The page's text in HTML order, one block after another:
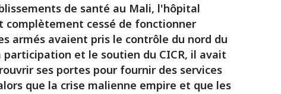
de santé au Mali, l'hôpital
complètement cessé de fonctionner
armés avaient pris le contrôle du nord du
participation et le soutien du CICR, il avait
ses portes pour fournir des services
que la crise malienne empire et que les